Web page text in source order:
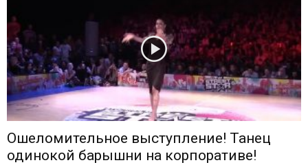
Ошеломительное выступление! Танец
одинокой барышни на корпоративе!